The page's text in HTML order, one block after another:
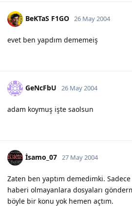
BeKTaS F1GO 26 May 2004
evet ben yapdım dememeiş
GeNcFbU 26 May 2004
adam koymuş işte saolsun
İsamo_07 27 May 2004
Zaten ben yaptım demedimki. Sadece
haberi olmayanlara dosyaları
böyle bir konu yok hemen açtım.